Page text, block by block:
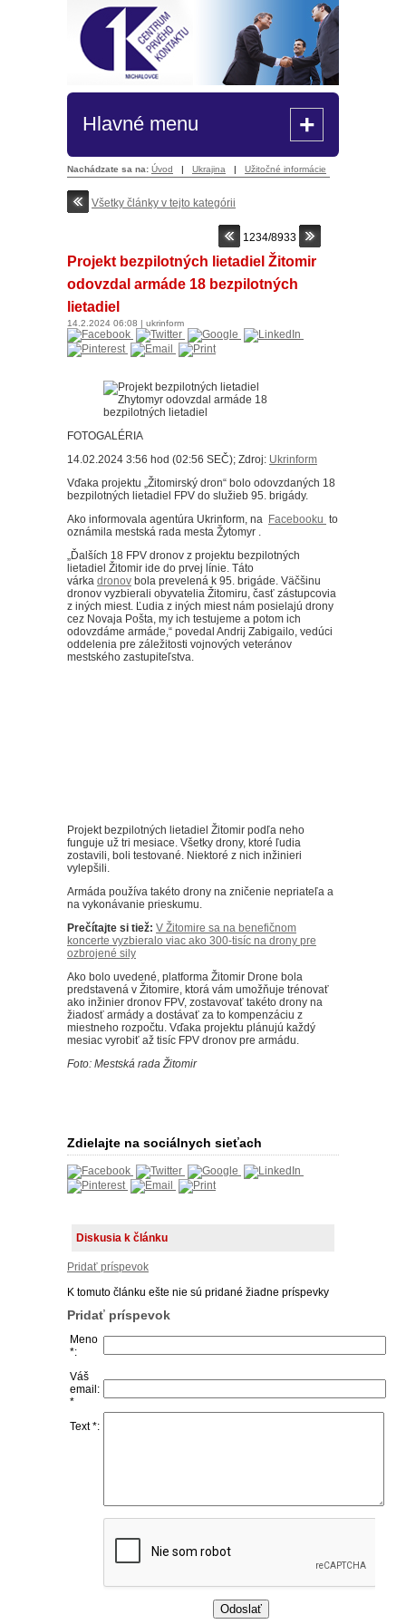
Hlavné menu +
Nachádzate sa na: Úvod | Ukrajina | Užitočné informácie
Všetky články v tejto kategórii
1234/8933
Projekt bezpilotných lietadiel Žitomir
odovzdal armáde 18 bezpilotných
lietadiel
14.2.2024 06:08 | ukrinform
FOTOGALÉRIA
14.02.2024 3:56 hod (02:56 SEČ); Zdroj: Ukrinform
Vďaka projektu „Žitomirský dron“ bolo odovzdaných 18
bezpilotných lietadiel FPV do služieb 95. brigády.
Ako informovala agentúra Ukrinform, na Facebooku to
oznámila mestská rada mesta Žytomyr .
„Ďalších 18 FPV dronov z projektu bezpilotných
lietadiel Žitomir ide do prvej línie. Táto
várka dronov bola prevelená k 95. brigáde. Väčšinu
dronov vyzbierali obyvatelia Žitomiru, časť zástupcovia
z iných miest. Ľudia z iných miest nám posielajú drony
cez Novaja Pošta, my ich testujeme a potom ich
odovzdáme armáde,“ povedal Andrij Zabigailo, vedúci
oddelenia pre záležitosti vojnových veteránov
mestského zastupiteľstva.
Projekt bezpilotných lietadiel Žitomir podľa neho
funguje už tri mesiace. Všetky drony, ktoré ľudia
zostavili, boli testované. Niektoré z nich inžinieri
vylepšili.
Armáda používa takéto drony na zničenie nepriateľa a
na vykonávanie prieskumu.
Prečítajte si tiež: V Žitomire sa na benefičnom
koncerte vyzbieralo viac ako 300-tisíc na drony pre
ozbrojené sily
Ako bolo uvedené, platforma Žitomir Drone bola
predstavená v Žitomire, ktorá vám umožňuje trénovať
ako inžinier dronov FPV, zostavovať takéto drony na
žiadosť armády a dostávať za to kompenzáciu z
miestneho rozpočtu. Vďaka projektu plánujú každý
mesiac vyrobiť až tisíc FPV dronov pre armádu.
Foto: Mestská rada Žitomir
Zdielajte na sociálnych sieťach
Diskusia k článku
Pridať príspevok
K tomuto článku ešte nie sú pridané žiadne príspevky
Pridať príspevok
Meno
*:
Váš
email:
*
Text *: